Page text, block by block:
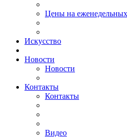
Цены на
Искусствo
Новости
Новости
Контакты
Контакты
Видео